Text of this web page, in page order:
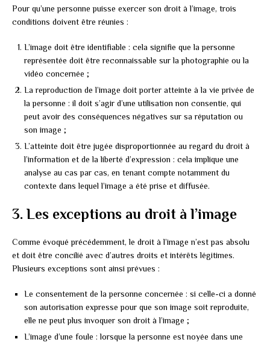
Pour qu’une personne puisse exercer son droit à l’image, trois
conditions doivent être réunies :
L’image doit être identifiable : cela signifie que la personne
représentée doit être reconnaissable sur la photographie ou la
vidéo concernée ;
La reproduction de l’image doit porter atteinte à la vie privée de
la personne : il doit s’agir d’une utilisation non consentie, qui
peut avoir des conséquences négatives sur sa réputation ou
son image ;
L’atteinte doit être jugée disproportionnée au regard du droit à
l’information et de la liberté d’expression : cela implique une
analyse au cas par cas, en tenant compte notamment du
contexte dans lequel l’image a été prise et diffusée.
3. Les exceptions au droit à l’image
Comme évoqué précédemment, le droit à l’image n’est pas absolu
et doit être concilié avec d’autres droits et intérêts légitimes.
Plusieurs exceptions sont ainsi prévues :
Le consentement de la personne concernée : si celle-ci a donné
son autorisation expresse pour que son image soit reproduite,
elle ne peut plus invoquer son droit à l’image ;
L’image d’une foule : lorsque la personne est noyée dans une